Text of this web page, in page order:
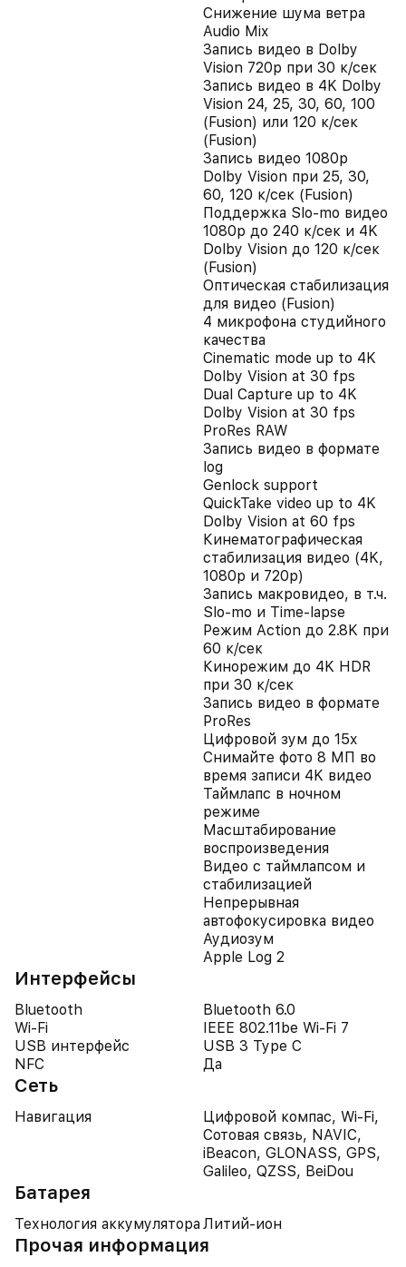
Снижение шума ветра
Audio Mix
Запись видео в Dolby
Vision 720p при 30 к/сек
Запись видео в 4K Dolby
Vision 24, 25, 30, 60, 100
(Fusion) или 120 к/сек
(Fusion)
Запись видео 1080p
Dolby Vision при 25, 30,
60, 120 к/сек (Fusion)
Поддержка Slo-mo видео
1080p до 240 к/сек и 4K
Dolby Vision до 120 к/сек
(Fusion)
Оптическая стабилизация
для видео (Fusion)
4 микрофона студийного
качества
Cinematic mode up to 4K
Dolby Vision at 30 fps
Dual Capture up to 4K
Dolby Vision at 30 fps
ProRes RAW
Запись видео в формате
log
Genlock support
QuickTake video up to 4K
Dolby Vision at 60 fps
Кинематографическая
стабилизация видео (4K,
1080p и 720p)
Запись макровидео, в т.ч.
Slo-mo и Time-lapse
Режим Action до 2.8K при
60 к/сек
Кинорежим до 4K HDR
при 30 к/сек
Запись видео в формате
ProRes
Цифровой зум до 15x
Снимайте фото 8 МП во
время записи 4K видео
Таймлапс в ночном
режиме
Масштабирование
воспроизведения
Видео с таймлапсом и
стабилизацией
Непрерывная
автофокусировка видео
Аудиозум
Apple Log 2
Интерфейсы
Bluetooth
Bluetooth 6.0
Wi-Fi
IEEE 802.11be Wi-Fi 7
USB интерфейс
USB 3 Type C
NFC
Да
Сеть
Навигация
Цифровой компас, Wi-Fi,
Сотовая связь, NAVIC,
iBeacon, GLONASS, GPS,
Galileo, QZSS, BeiDou
Батарея
Технология аккумулятора Литий-ион
Прочая информация